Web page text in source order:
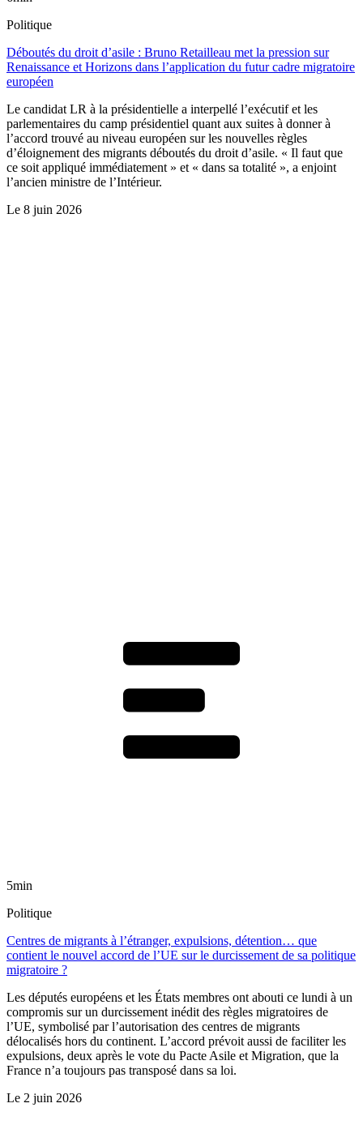
Politique
Déboutés du droit d’asile : Bruno Retailleau met la pression sur
Renaissance et Horizons dans l’application du futur cadre migratoire
européen
Le candidat LR à la présidentielle a interpellé l’exécutif et les
parlementaires du camp présidentiel quant aux suites à donner à
l’accord trouvé au niveau européen sur les nouvelles règles
d’éloignement des migrants déboutés du droit d’asile. « Il faut que
ce soit appliqué immédiatement » et « dans sa totalité », a enjoint
l’ancien ministre de l’Intérieur.
Le 8 juin 2026
5min
Politique
Centres de migrants à l’étranger, expulsions, détention… que
contient le nouvel accord de l’UE sur le durcissement de sa politique
migratoire ?
Les députés européens et les États membres ont abouti ce lundi à un
compromis sur un durcissement inédit des règles migratoires de
l’UE, symbolisé par l’autorisation des centres de migrants
délocalisés hors du continent. L’accord prévoit aussi de faciliter les
expulsions, deux après le vote du Pacte Asile et Migration, que la
France n’a toujours pas transposé dans sa loi.
Le 2 juin 2026